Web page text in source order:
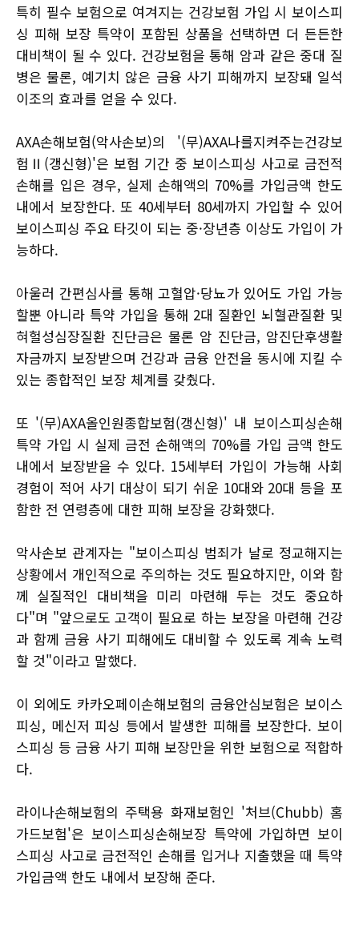
특히 필수 보험으로 여겨지는 건강보험 가입 시 보이스피
싱 피해 보장 특약이 포함된 상품을 선택하면 더 든든한
대비책이 될 수 있다. 건강보험을 통해 암과 같은 중대 질
병은 물론, 예기치 않은 금융 사기 피해까지 보장돼 일석
이조의 효과를 얻을 수 있다.
AXA손해보험(악사손보)의 '(무)AXA나를지켜주는건강보
험Ⅱ(갱신형)'은 보험 기간 중 보이스피싱 사고로 금전적
손해를 입은 경우, 실제 손해액의 70%를 가입금액 한도
내에서 보장한다. 또 40세부터 80세까지 가입할 수 있어
보이스피싱 주요 타깃이 되는 중·장년층 이상도 가입이 가
능하다.
아울러 간편심사를 통해 고혈압·당뇨가 있어도 가입 가능
할뿐 아니라 특약 가입을 통해 2대 질환인 뇌혈관질환 및
혀헐성심장질환 진단금은 물론 암 진단금, 암진단후생활
자금까지 보장받으며 건강과 금융 안전을 동시에 지킬 수
있는 종합적인 보장 체계를 갖췄다.
또 '(무)AXA올인원종합보험(갱신형)' 내 보이스피싱손해
특약 가입 시 실제 금전 손해액의 70%를 가입 금액 한도
내에서 보장받을 수 있다. 15세부터 가입이 가능해 사회
경험이 적어 사기 대상이 되기 쉬운 10대와 20대 등을 포
함한 전 연령층에 대한 피해 보장을 강화했다.
악사손보 관계자는 "보이스피싱 범죄가 날로 정교해지는
상황에서 개인적으로 주의하는 것도 필요하지만, 이와 함
께 실질적인 대비책을 미리 마련해 두는 것도 중요하
다"며 "앞으로도 고객이 필요로 하는 보장을 마련해 건강
과 함께 금융 사기 피해에도 대비할 수 있도록 계속 노력
할 것"이라고 말했다.
이 외에도 카카오페이손해보험의 금융안심보험은 보이스
피싱, 메신저 피싱 등에서 발생한 피해를 보장한다. 보이
스피싱 등 금융 사기 피해 보장만을 위한 보험으로 적합하
다.
라이나손해보험의 주택용 화재보험인 '처브(Chubb) 홈
가드보험'은 보이스피싱손해보장 특약에 가입하면 보이
스피싱 사고로 금전적인 손해를 입거나 지출했을 때 특약
가입금액 한도 내에서 보장해 준다.